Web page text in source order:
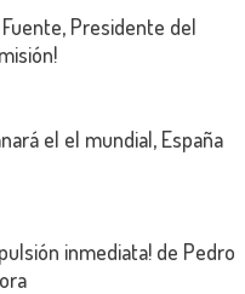
Fuente, Presidente del
el el mundial, España
inmediata! de Pedro